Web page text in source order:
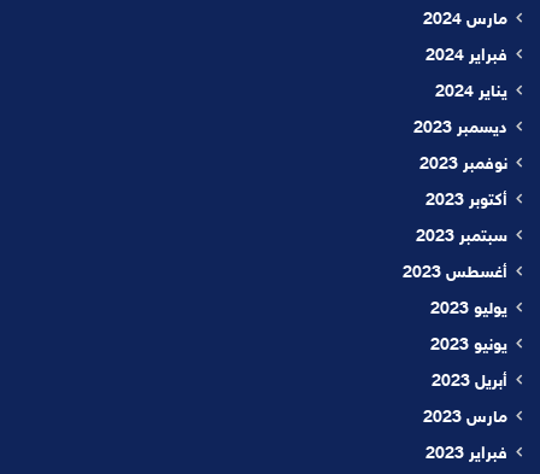
مارس 2024
فبراير 2024
يناير 2024
ديسمبر 2023
نوفمبر 2023
أكتوبر 2023
سبتمبر 2023
أغسطس 2023
يوليو 2023
يونيو 2023
أبريل 2023
مارس 2023
فبراير 2023